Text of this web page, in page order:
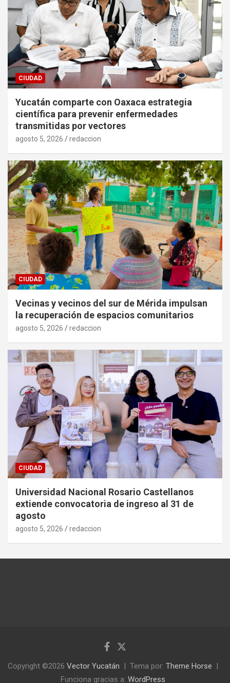
CIUDAD
Yucatán comparte con Oaxaca estrategia
científica para prevenir enfermedades
transmitidas por vectores
agosto 5, 2026 redaccion
CIUDAD
Vecinas y vecinos del sur de Mérida impulsan
la recuperación de espacios comunitarios
agosto 5, 2026 redaccion
CIUDAD
Universidad Nacional Rosario Castellanos
extiende convocatoria de ingreso al 31 de
agosto
agosto 5, 2026 redaccion
Copyright ©2026 Vector Yucatán Tema por: Theme Horse
Funciona gracias a: WordPress